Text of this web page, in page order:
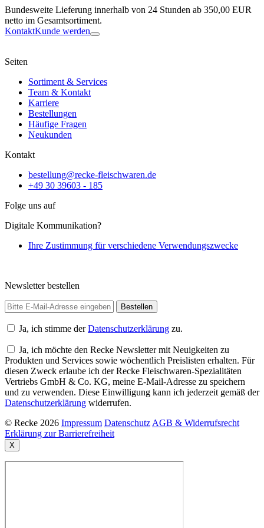
Bundesweite Lieferung innerhalb von 24 Stunden ab 350,00 EUR
netto im Gesamtsortiment.
KontaktKunde werden
Seiten
Sortiment & Services
Team & Kontakt
Karriere
Bestellungen
Häufige Fragen
Neukunden
Kontakt
bestellung@recke-fleischwaren.de
+49 30 39603 - 185
Folge uns auf
Digitale Kommunikation?
Ihre Zustimmung für verschiedene Verwendungszwecke
Newsletter bestellen
Ja, ich stimme derDatenschutzerklärung zu.
Ja, ich möchte den Recke Newsletter mit Neuigkeiten zu
Produkten und Services sowie wöchentlich Preislisten erhalten. Für
diesen Zweck erlaube ich der Recke Fleischwaren-Spezialitäten
Vertriebs GmbH & Co. KG, meine E-Mail-Adresse zu speichern
und zu verwenden. Diese Einwilligung kann ich jederzeit gemäß der
Datenschutzerklärung widerrufen.
© Recke 2026 Impressum Datenschutz AGB & Widerrufsrecht
Erklärung zur Barrierefreiheit
X